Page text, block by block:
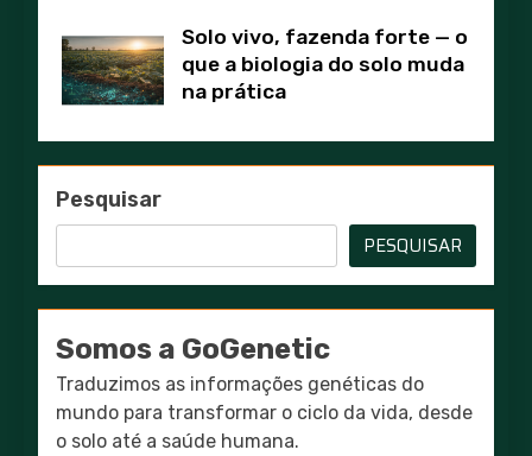
Solo vivo, fazenda forte — o
que a biologia do solo muda
na prática
Pesquisar
PESQUISAR
Somos a GoGenetic
Traduzimos as informações genéticas do
mundo para transformar o ciclo da vida, desde
o solo até a saúde humana.